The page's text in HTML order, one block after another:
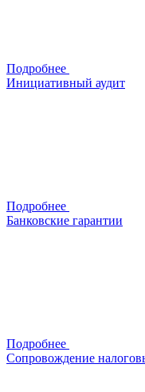
Подробнее
Инициативный аудит
Подробнее
Банковские гарантии
Подробнее
Сопровождение